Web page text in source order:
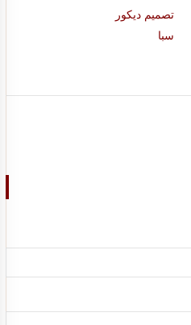
تصميم ديكور
سبا